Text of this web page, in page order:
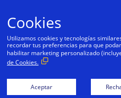
Cookies
Utilizamos cookies y tecnologías
recordar tus preferencias para que
habilitar marketing personalizado
de Cookies.
Aceptar